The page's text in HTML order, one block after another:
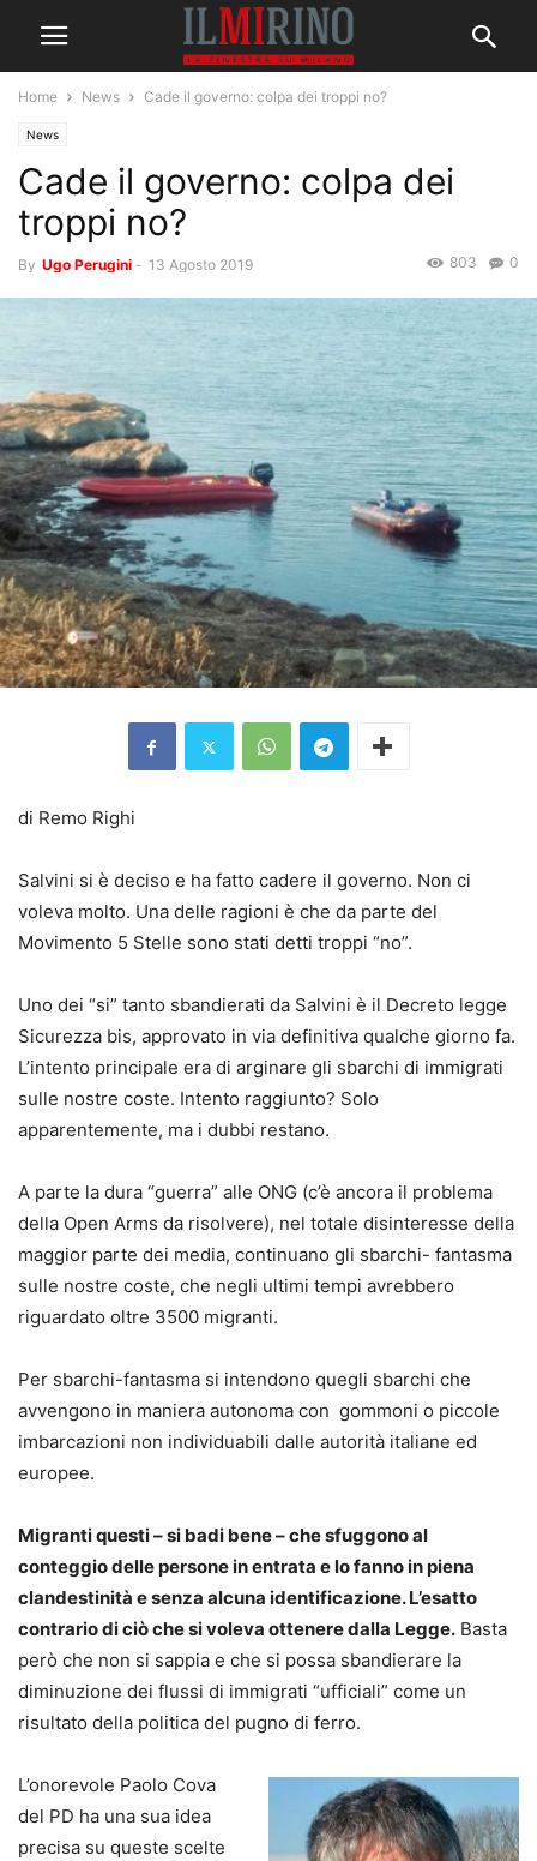
Home News Cade il governo: colpa dei troppi no?
News
Cade il governo: colpa dei
troppi no?
By Ugo Perugini - 13 Agosto 2019 0
803
di Remo Righi
Salvini si è deciso e ha fatto cadere il governo. Non ci
voleva molto. Una delle ragioni è che da parte del
Movimento 5 Stelle sono stati detti troppi “no”.
Uno dei “si” tanto sbandierati da Salvini è il Decreto legge
Sicurezza bis, approvato in via definitiva qualche giorno fa.
L’intento principale era di arginare gli sbarchi di immigrati
sulle nostre coste. Intento raggiunto? Solo
apparentemente, ma i dubbi restano.
A parte la dura “guerra” alle ONG (c’è ancora il problema
della Open Arms da risolvere), nel totale disinteresse della
maggior parte dei media, continuano gli sbarchi- fantasma
sulle nostre coste, che negli ultimi tempi avrebbero
riguardato oltre 3500 migranti.
Per sbarchi-fantasma si intendono quegli sbarchi che
avvengono in maniera autonoma con gommoni o piccole
imbarcazioni non individuabili dalle autorità italiane ed
europee.
Migranti questi – si badi bene – che sfuggono al
conteggio delle persone in entrata e lo fanno in piena
clandestinità e senza alcuna identificazione. L’esatto
contrario di ciò che si voleva ottenere dalla Legge. Basta
però che non si sappia e che si possa sbandierare la
diminuzione dei flussi di immigrati “ufficiali” come un
risultato della politica del pugno di ferro.
L’onorevole Paolo Cova
del PD ha una sua idea
precisa su queste scelte